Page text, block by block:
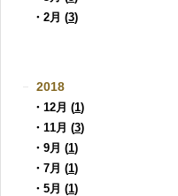
・2月 (3)
2018
・12月 (1)
・11月 (3)
・9月 (1)
・7月 (1)
・5月 (1)